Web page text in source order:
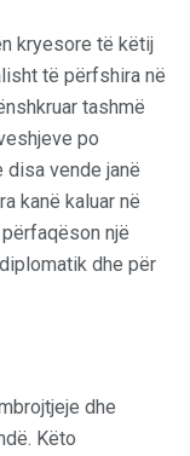
kryesore të këtij
të përfshira në
tashmë
po
disa vende janë
kanë kaluar në
një
dhe për
dhe
Këto